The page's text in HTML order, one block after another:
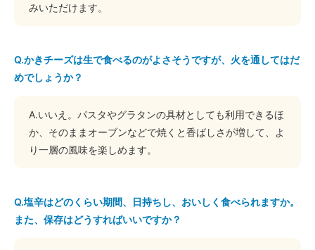
みいただけます。
Q.かきチーズは生で食べるのがよさそうですが、火を通してはだ
めでしょうか？
A.いいえ。パスタやグラタンの具材としても利用できるほ
か、そのままオーブンなどで焼くと香ばしさが増して、よ
り一層の風味を楽しめます。
Q.塩辛はどのくらい期間、日持ちし、おいしく食べられますか。
また、保存はどうすればいいですか？